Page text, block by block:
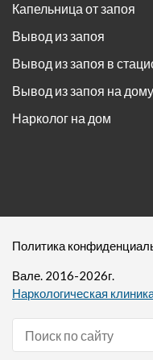
Капельница от запоя
Вывод из запоя
Вывод из запоя в
Вывод из запоя на дому
Нарколог на дом
Политика
Вале. 2016-2026г.
Наркологическая